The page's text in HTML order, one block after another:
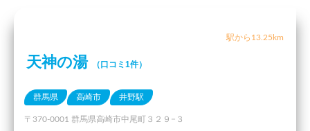
駅から13.25km
天神の湯 （口コミ1件）
群馬県 高崎市 井野駅
〒370-0001 群馬県高崎市中尾町３２９−３